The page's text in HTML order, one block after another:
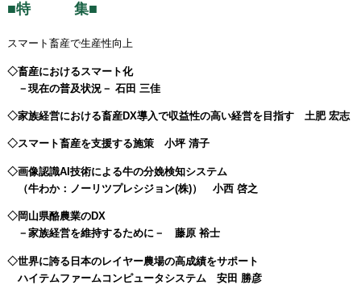
■特 集■
スマート畜産で生産性向上
◇畜産におけるスマート化
－現在の普及状況－ 石田 三佳
◇家族経営における畜産DX導入で収益性の高い経営を目指す 土肥 宏志
◇スマート畜産を支援する施策 小坪 清子
◇画像認識AI技術による牛の分娩検知システム
（牛わか：ノーリツプレシジョン(株)） 小西 啓之
◇岡山県酪農業のDX
－家族経営を維持するために－ 藤原 裕士
◇世界に誇る日本のレイヤー農場の高成績をサポート
ハイテムファームコンピュータシステム 安田 勝彦